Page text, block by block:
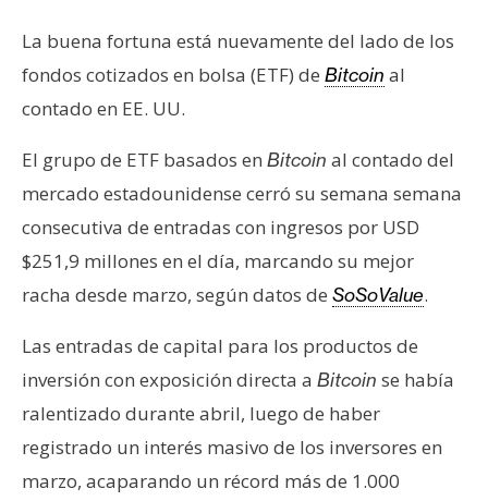
A
n
á
i
s
i
s
N
o
a
s
d
e
La buena fortuna está nuevamente del lado de los
fondos cotizados en bolsa (ETF) de Bitcoin al
contado en EE. UU.
El grupo de ETF basados en Bitcoin al contado del
mercado estadounidense cerró su semana semana
consecutiva de entradas con ingresos por USD
$251,9 millones en el día, marcando su mejor
racha desde marzo, según datos de SoSoValue.
Las entradas de capital para los productos de
inversión con exposición directa a Bitcoin se había
ralentizado durante abril, luego de haber
registrado un interés masivo de los inversores en
marzo, acaparando un récord más de 1.000